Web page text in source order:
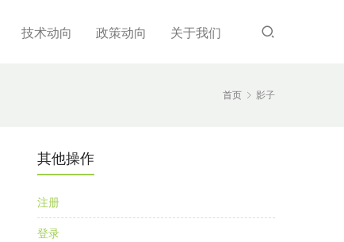
技术动向 政策动向 关于我们
首页 影子
其他操作
注册
登录